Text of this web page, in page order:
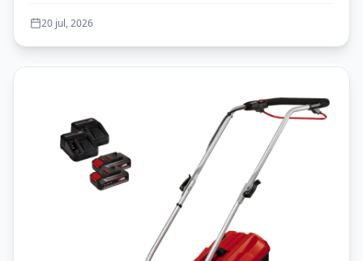
20 jul, 2026